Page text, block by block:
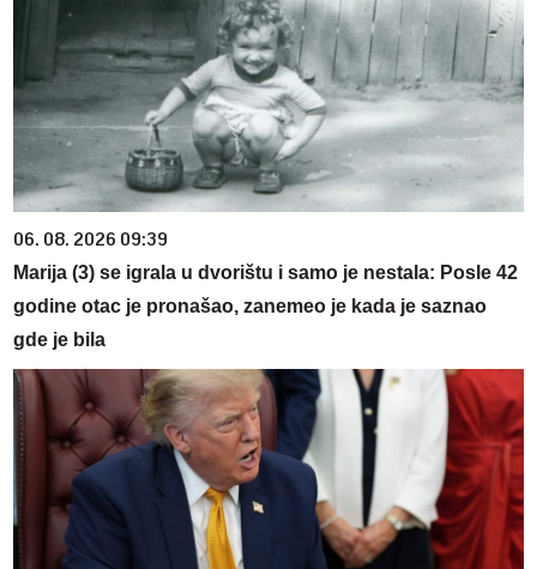
06. 08. 2026 09:39
Marija (3) se igrala u dvorištu i samo je nestala: Posle 42
godine otac je pronašao, zanemeo je kada je saznao
gde je bila